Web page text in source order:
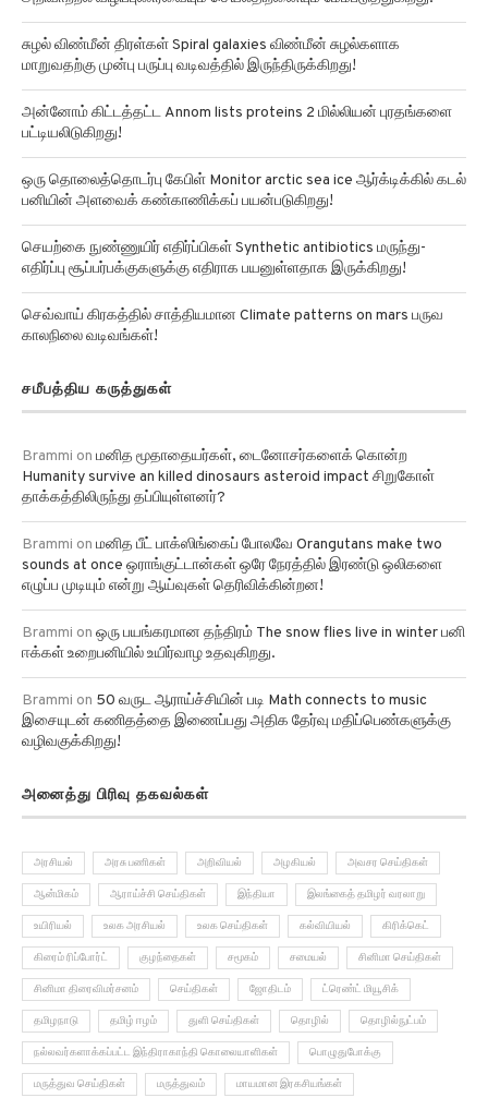
சுழல் விண்மீன் திரள்கள் Spiral galaxies விண்மீன் சுழல்களாக
மாறுவதற்கு முன்பு பருப்பு வடிவத்தில் இருந்திருக்கிறது!
அன்னோம் கிட்டத்தட்ட Annom lists proteins 2 மில்லியன் புரதங்களை
பட்டியலிடுகிறது!
ஒரு தொலைத்தொடர்பு கேபிள் Monitor arctic sea ice ஆர்க்டிக்கில் கடல்
பனியின் அளவைக் கண்காணிக்கப் பயன்படுகிறது!
செயற்கை நுண்ணுயிர் எதிர்ப்பிகள் Synthetic antibiotics மருந்து-
எதிர்ப்பு சூப்பர்பக்குகளுக்கு எதிராக பயனுள்ளதாக இருக்கிறது!
செவ்வாய் கிரகத்தில் சாத்தியமான Climate patterns on mars பருவ
காலநிலை வடிவங்கள்!
சமீபத்திய கருத்துகள்
Brammi on மனித மூதாதையர்கள், டைனோசர்களைக் கொன்ற
Humanity survive an killed dinosaurs asteroid impact சிறுகோள்
தாக்கத்திலிருந்து தப்பியுள்ளனர்?
Brammi on மனித பீட் பாக்ஸிங்கைப் போலவே Orangutans make two
sounds at once ஒராங்குட்டான்கள் ஒரே நேரத்தில் இரண்டு ஒலிகளை
எழுப்ப முடியும் என்று ஆய்வுகள் தெரிவிக்கின்றன!
Brammi on ஒரு பயங்கரமான தந்திரம் The snow flies live in winter பனி
ஈக்கள் உறைபனியில் உயிர்வாழ உதவுகிறது.
Brammi on 50 வருட ஆராய்ச்சியின் படி Math connects to music
இசையுடன் கணிதத்தை இணைப்பது அதிக தேர்வு மதிப்பெண்களுக்கு
வழிவகுக்கிறது!
அனைத்து பிரிவு தகவல்கள்
அரசியல் அரசு பணிகள் அறிவியல் அழகியல் அவசர செய்திகள்
ஆன்மிகம் ஆராய்ச்சி செய்திகள் இந்தியா இலங்கைத் தமிழர் வரலாறு
உயிரியல் உலக அரசியல் உலக செய்திகள் கல்வியியல் கிரிக்கெட்
கிரைம் ரிப்போர்ட் குழந்தைகள் சமூகம் சமையல் சினிமா செய்திகள்
சினிமா திரைவிமர்சனம் செய்திகள் ஜோதிடம் ட்ரெண்ட் மியூசிக்
தமிழநாடு தமிழ் ஈழம் துளி செய்திகள் தொழில் தொழில்நுட்பம்
நல்லவர்களாக்கப்பட்ட இந்திராகாந்தி கொலையாளிகள் பொழுதுபோக்கு
மருத்துவ செய்திகள் மருத்துவம் மாயமான இரகசியங்கள்